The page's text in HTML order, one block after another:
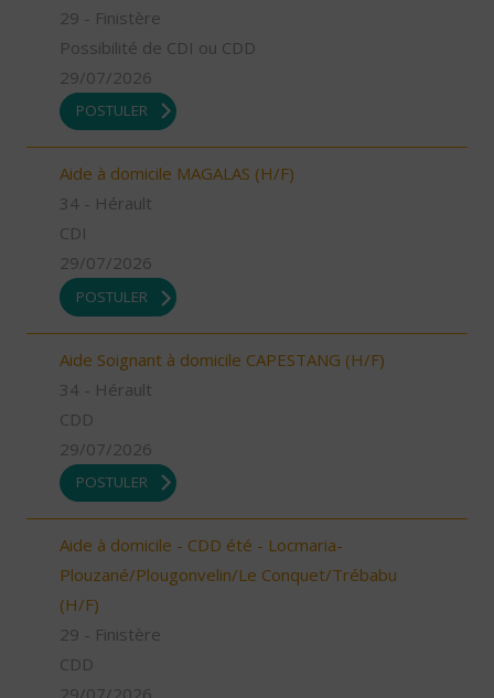
29 - Finistère
Possibilité de CDI ou CDD
29/07/2026
POSTULER
Aide à domicile MAGALAS (H/F)
34 - Hérault
CDI
29/07/2026
POSTULER
Aide Soignant à domicile CAPESTANG (H/F)
34 - Hérault
CDD
29/07/2026
POSTULER
Aide à domicile - CDD été - Locmaria-
Plouzané/Plougonvelin/Le Conquet/Trébabu
(H/F)
29 - Finistère
CDD